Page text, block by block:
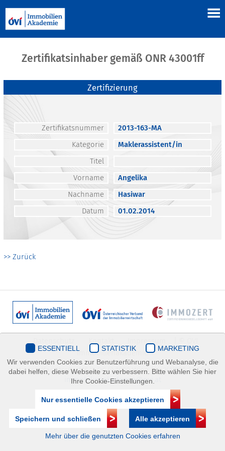
Zertifikatsinhaber gemäß ONR 43001ff
Zertifizierung
Zertifikatsnummer
2013-163-MA
Kategorie
Maklerassistent/in
Titel
Vorname
Angelika
Nachname
Hasiwar
Datum
01.02.2014
>> Zurück
Immobilienakademie
Mariahilfer Straße 116/2.OG/2 1070 Wien | +43(1)505 32 50 |
immobilienakademie@ovi.at
ESSENTIELL STATISTIK
MARKETING
Wir verwenden Cookies zur Benutzerführung und Webanalyse, die
dabei helfen, diese Webseite zu verbessern. Bitte wählen Sie hier
Ihre Cookie-Einstellungen.
Nur essentielle Cookies akzeptieren
Speichern und schließen Alle akzeptieren
Mehr über die genutzten Cookies erfahren